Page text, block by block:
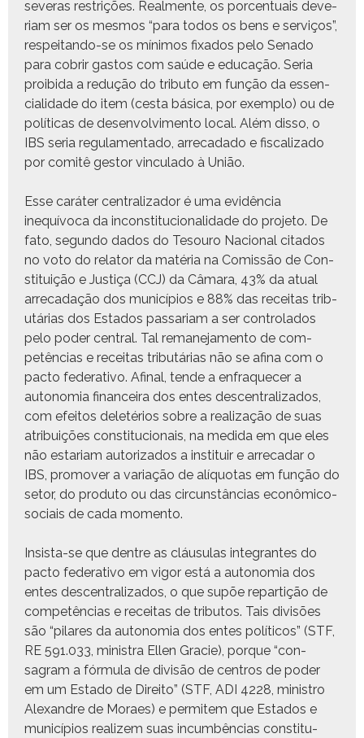
sev­eras restrições. Real­mente, os por­centu­ais dev­e­
ri­am ser os mes­mos “para todos os bens e serviços”,
respei­tan­do-se os mín­i­mos fix­a­dos pelo Sena­do
para cobrir gas­tos com saúde e edu­cação. Seria
proibi­da a redução do trib­u­to em função da essen­
cial­i­dade do item (ces­ta bási­ca, por exem­p­lo) ou de
políti­cas de desen­volvi­men­to local. Além dis­so, o
IBS seria reg­u­la­men­ta­do, arrecada­do e fis­cal­iza­do
por comitê gestor vin­cu­la­do à União.
Esse caráter cen­tral­izador é uma evidên­cia
inequívo­ca da incon­sti­tu­cional­i­dade do pro­je­to. De
fato, segun­do dados do Tesouro Nacional cita­dos
no voto do rela­tor da matéria na Comis­são de Con­
sti­tu­ição e Justiça (CCJ) da Câmara, 43% da atu­al
arrecadação dos municí­pios e 88% das receitas trib­
utárias dos Esta­dos pas­sari­am a ser con­tro­la­dos
pelo poder cen­tral. Tal remane­ja­men­to de com­
petên­cias e receitas trib­utárias não se afi­na com o
pacto fed­er­a­ti­vo. Afi­nal, tende a enfraque­cer a
autono­mia finan­ceira dos entes descen­tral­iza­dos,
com efeitos deletérios sobre a real­iza­ção de suas
atribuições con­sti­tu­cionais, na medi­da em que eles
não estari­am autor­iza­dos a insti­tuir e arrecadar o
IBS, pro­mover a vari­ação de alíquo­tas em função do
setor, do pro­du­to ou das cir­cun­stân­cias econômi­co-
soci­ais de cada momento.
Insista-se que den­tre as cláusu­las inte­grantes do
pacto fed­er­a­ti­vo em vig­or está a autono­mia dos
entes descen­tral­iza­dos, o que supõe repar­tição de
com­petên­cias e receitas de trib­u­tos. Tais divisões
são “pilares da autono­mia dos entes políti­cos” (STF,
RE 591.033, min­is­tra Ellen Gra­cie), porque “con­
sagram a fór­mu­la de divisão de cen­tros de poder
em um Esta­do de Dire­ito” (STF, ADI 4228, min­istro
Alexan­dre de Moraes) e per­mitem que Esta­dos e
municí­pios real­izem suas incum­bên­cias con­sti­tu­